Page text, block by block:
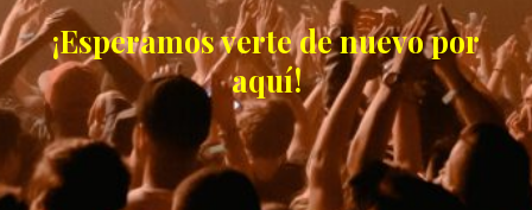
¡Esperamos verte de nuevo por
aquí!